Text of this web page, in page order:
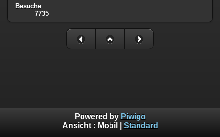
Besuche
7735
Powered by Piwigo
Ansicht : Mobil Standard